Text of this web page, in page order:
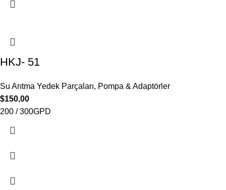
HKJ- 51
Su Arıtma Yedek Parçaları, Pompa & Adaptörler
$150,00
200 / 300GPD